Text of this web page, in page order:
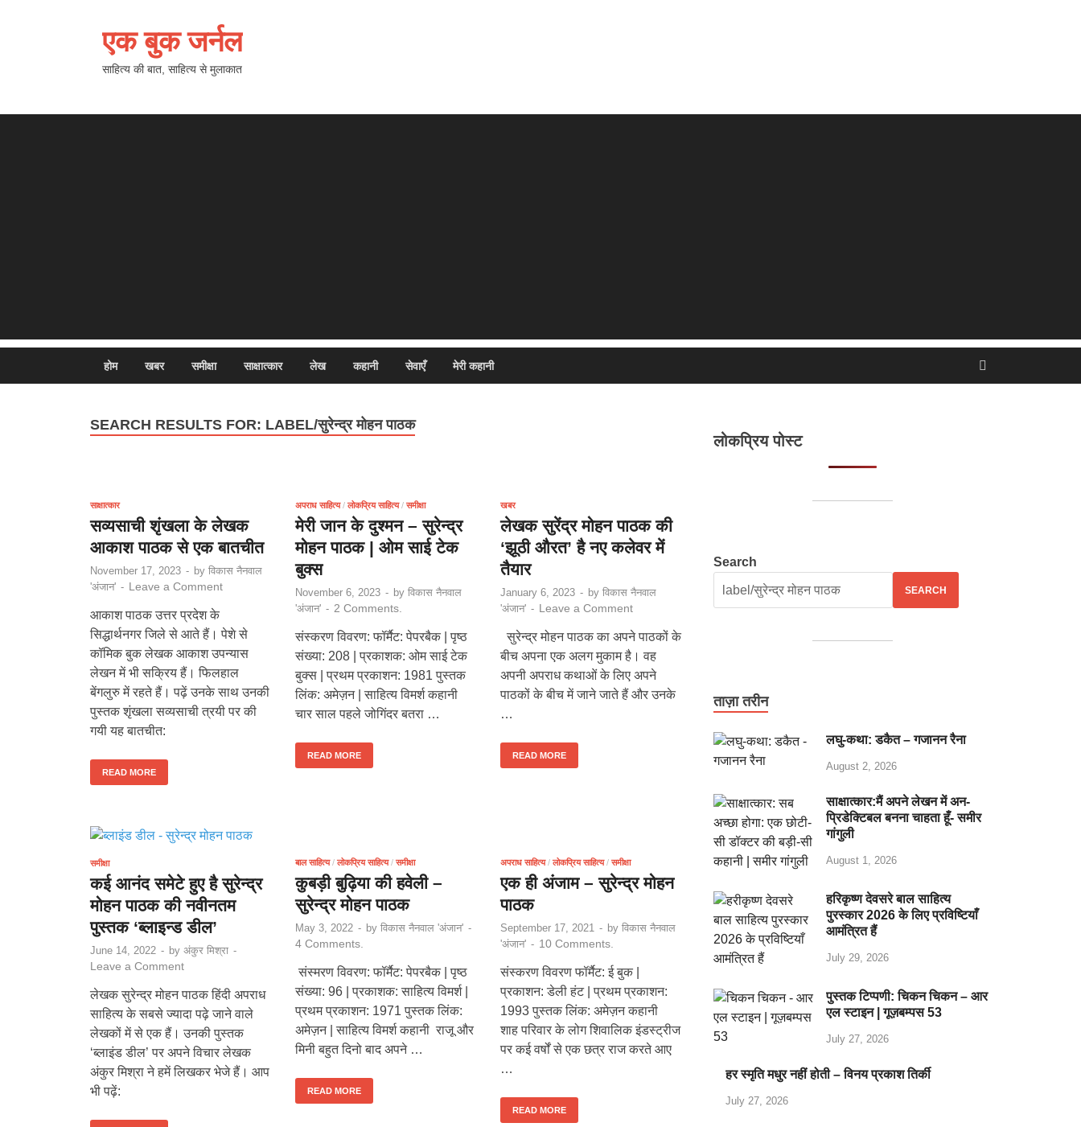
एक बुक जर्नल
साहित्य की बात, साहित्य से मुलाकात
होम खबर समीक्षा साक्षात्कार लेख कहानी सेवाएँ मेरी कहानी
SEARCH RESULTS FOR: LABEL/सुरेन्द्र मोहन पाठक
साक्षात्कार
सव्यसाची शृंखला के लेखक
आकाश पाठक से एक बातचीत
November 17, 2023 - by विकास नैनवाल
'अंजान' - Leave a Comment
आकाश पाठक उत्तर प्रदेश के
सिद्धार्थनगर जिले से आते हैं। पेशे से
कॉमिक बुक लेखक आकाश उपन्यास
लेखन में भी सक्रिय हैं। फिलहाल
बेंगलुरु में रहते हैं। पढ़ें उनके साथ उनकी
पुस्तक शृंखला सव्यसाची त्रयी पर की
गयी यह बातचीत:
READ MORE
अपराध साहित्य/ लोकप्रिय साहित्य/ समीक्षा
मेरी जान के दुश्मन – सुरेन्द्र
मोहन पाठक | ओम साई टेक
बुक्स
November 6, 2023 - by विकास नैनवाल
'अंजान' - 2 Comments.
संस्करण विवरण: फॉर्मैट: पेपरबैक | पृष्ठ
संख्या: 208 | प्रकाशक: ओम साई टेक
बुक्स | प्रथम प्रकाशन: 1981 पुस्तक
लिंक: अमेज़न | साहित्य विमर्श कहानी
चार साल पहले जोगिंदर बतरा …
READ MORE
खबर
लेखक सुरेंद्र मोहन पाठक की
‘झूठी औरत’ है नए कलेवर में
तैयार
January 6, 2023 - by विकास नैनवाल
'अंजान' - Leave a Comment
सुरेन्द्र मोहन पाठक का अपने पाठकों के
बीच अपना एक अलग मुकाम है। वह
अपनी अपराध कथाओं के लिए अपने
पाठकों के बीच में जाने जाते हैं और उनके
…
READ MORE
समीक्षा
कई आनंद समेटे हुए है सुरेन्द्र
मोहन पाठक की नवीनतम
पुस्तक ‘ब्लाइन्ड डील’
June 14, 2022 - by अंकुर मिश्रा -
Leave a Comment
लेखक सुरेन्द्र मोहन पाठक हिंदी अपराध
साहित्य के सबसे ज्यादा पढ़े जाने वाले
लेखकों में से एक हैं। उनकी पुस्तक
‘ब्लाइंड डील’ पर अपने विचार लेखक
अंकुर मिश्रा ने हमें लिखकर भेजे हैं। आप
भी पढ़ें:
बाल साहित्य/ लोकप्रिय साहित्य/ समीक्षा
कुबड़ी बुढ़िया की हवेली –
सुरेन्द्र मोहन पाठक
May 3, 2022 - by विकास नैनवाल 'अंजान' -
4 Comments.
संस्मरण विवरण: फॉर्मैट: पेपरबैक | पृष्ठ
संख्या: 96 | प्रकाशक: साहित्य विमर्श |
प्रथम प्रकाशन: 1971 पुस्तक लिंक:
अमेज़न | साहित्य विमर्श कहानी राजू और
मिनी बहुत दिनो बाद अपने …
READ MORE
अपराध साहित्य/ लोकप्रिय साहित्य/ समीक्षा
एक ही अंजाम – सुरेन्द्र मोहन
पाठक
September 17, 2021 - by विकास नैनवाल
'अंजान' - 10 Comments.
संस्करण विवरण फॉर्मैट: ई बुक |
प्रकाशन: डेली हंट | प्रथम प्रकाशन:
1993 पुस्तक लिंक: अमेज़न कहानी
शाह परिवार के लोग शिवालिक इंडस्ट्रीज
पर कई वर्षों से एक छत्र राज करते आए
…
READ MORE
लोकप्रिय पोस्ट
Search
SEARCH
ताज़ा तरीन
लघु-कथा: डकैत – गजानन रैना
August 2, 2026
साक्षात्कार:मैं अपने लेखन में अन-
प्रिडेक्टिबल बनना चाहता हूँ- समीर
गांगुली
August 1, 2026
हरिकृष्ण देवसरे बाल साहित्य
पुरस्कार 2026 के लिए प्रविष्टियाँ
आमंत्रित हैं
July 29, 2026
पुस्तक टिप्पणी: चिकन चिकन – आर
एल स्टाइन | गूज़बम्पस 53
July 27, 2026
हर स्मृति मधुर नहीं होती – विनय प्रकाश तिर्की
July 27, 2026